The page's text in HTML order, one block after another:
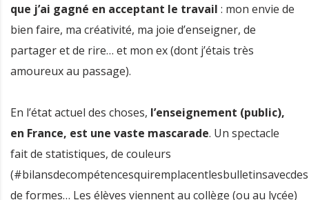
que j’ai gagné en acceptant le travail : mon envie de
bien faire, ma créativité, ma joie d’enseigner, de
partager et de rire… et mon ex (dont j’étais très
amoureux au passage).
En l’état actuel des choses, l’enseignement (public),
en France, est une vaste mascarade. Un spectacle
fait de statistiques, de couleurs
de formes… Les élèves viennent au collège (ou au lycée)